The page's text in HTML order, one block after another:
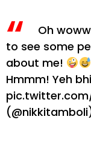
Oh
to see some
about me!
Hmmm! Yeh